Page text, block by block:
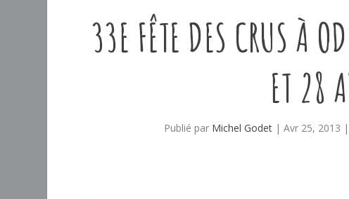
33E FÊTE DES CRUS À
ET 28
Publié par Michel Godet| Avr 25, 2013 |